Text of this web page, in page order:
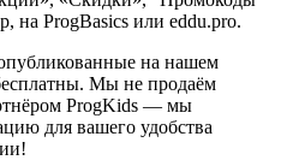
на ProgBasics или eddu.pro.
на нашем
Мы не продаём
ProgKids — мы
для вашего удобства